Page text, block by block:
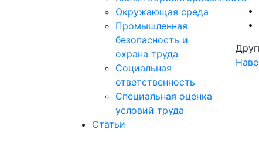
Окружающая среда
Промышленная
безопасность и
охрана труда
Социальная
ответственность
Специальная оценка
условий труда
Статьи